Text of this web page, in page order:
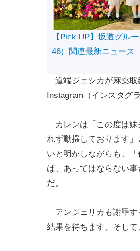
【Pick UP】坂道グル
46）関連最新ニュース
道端ジェシカが麻薬取
Instagram（インスタグ
カレンは「この度は妹
れず動揺しております
いと明かしながらも、
ば、あってはならない
だ。
アンジェリカも謝罪す
結果を待ちます。そし